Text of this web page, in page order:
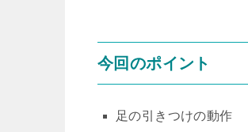
今回のポイント
足の引きつけの動作